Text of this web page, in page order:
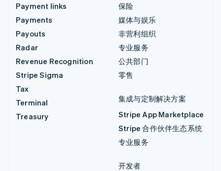
Payment links
Payments
Payouts
Radar
Revenue Recognition
Stripe Sigma
Tax
Terminal
Treasury
保险
媒体与娱乐
非营利组织
专业服务
公共部门
零售
集成与定制解决方案
Stripe App Marketplace
Stripe 合作伙伴生态系统
专业服务
开发者